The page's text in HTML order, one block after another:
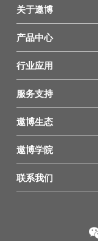
关于遨博
产品中心
行业应用
服务支持
遨博生态
遨博学院
联系我们